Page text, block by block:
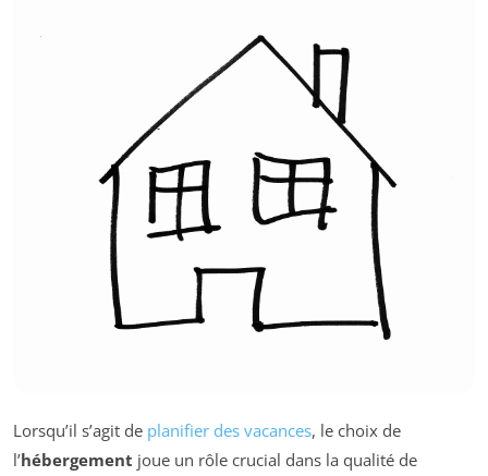
Lorsqu’il s’agit de planifier des vacances, le choix de
l’hébergement joue un rôle crucial dans la qualité de